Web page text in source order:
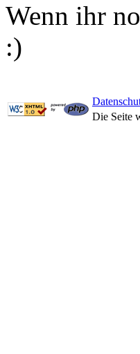
Wenn ihr
:)
Die Seite